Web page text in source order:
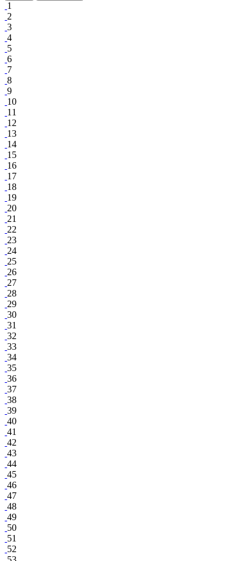
1
2
3
4
5
6
7
8
9
10
11
12
13
14
15
16
17
18
19
20
21
22
23
24
25
26
27
28
29
30
31
32
33
34
35
36
37
38
39
40
41
42
43
44
45
46
47
48
49
50
51
52